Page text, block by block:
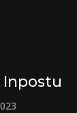
Inpostu